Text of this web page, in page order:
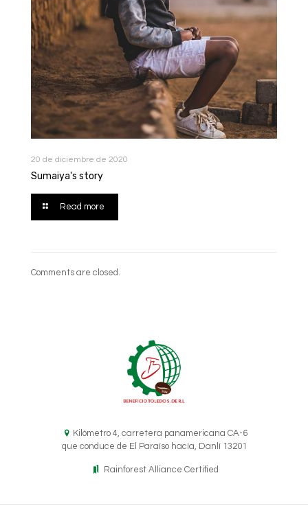
20 de diciembre de 2020
Sumaiya's story
Read more
Comments are closed.
Kilómetro 4, carretera panamericana CA-6
que conduce de El Paraíso hacía, Danlí 13201
Rainforest Alliance Certified